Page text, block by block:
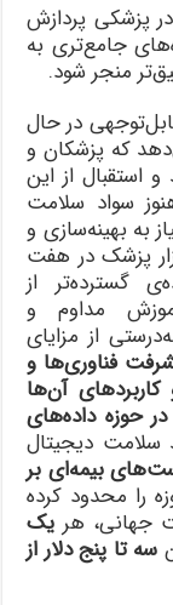
پزشکی پردازش
جامع‌تری به
منجر شود.
در حال
که پزشکان و
استقبال از این
سواد سلامت
به بهینه‌سازی و
با وجود جذب بیش از ۴۵ هزار پزشک در هفت
گسترده‌تر از
مداوم و
از مزایای
فناوری‌ها و
کاربردهای آن‌ها
حوزه داده‌های
سلامت دیجیتال
بیمه‌ای بر
را محدود کرده
جهانی، هر یک
سه تا پنج دلار از